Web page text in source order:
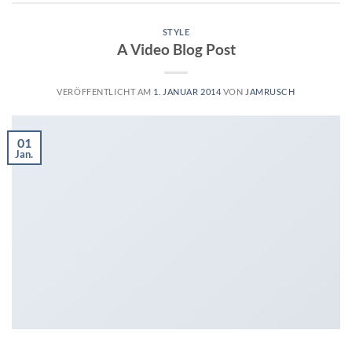
STYLE
A Video Blog Post
VERÖFFENTLICHT AM 1. JANUAR 2014VON JAMRUSCH
01
Jan.